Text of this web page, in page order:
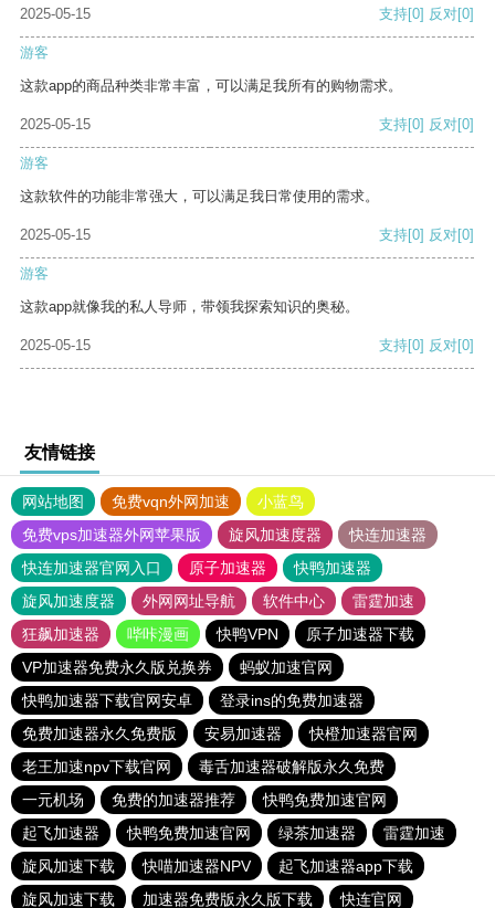
2025-05-15 支持[0] 反对[0]
游客
这款app的商品种类非常丰富，可以满足我所有的购物需求。
2025-05-15 支持[0] 反对[0]
游客
这款软件的功能非常强大，可以满足我日常使用的需求。
2025-05-15 支持[0] 反对[0]
游客
这款app就像我的私人导师，带领我探索知识的奥秘。
2025-05-15 支持[0] 反对[0]
友情链接
网站地图 免费vqn外网加速
小蓝鸟
免费vps加速器外网苹果版
旋风加速度器
快连加速器
快连加速器官网入口
原子加速器
快鸭加速器
旋风加速度器
外网网址导航 软件中心
雷霆加速
狂飙加速器
哔咔漫画 快鸭VPN
原子加速器下载
VP加速器免费永久版兑换券
蚂蚁加速官网
快鸭加速器下载官网安卓
登录ins的免费加速器
免费加速器永久免费版
安易加速器
快橙加速器官网
老王加速npv下载官网
毒舌加速器破解版永久免费
一元机场
免费的加速器推荐
快鸭免费加速官网
起飞加速器
快鸭免费加速官网 绿茶加速器
雷霆加速
旋风加速下载
快喵加速器NPV
起飞加速器app下载
旋风加速下载
加速器免费版永久版下载 快连官网